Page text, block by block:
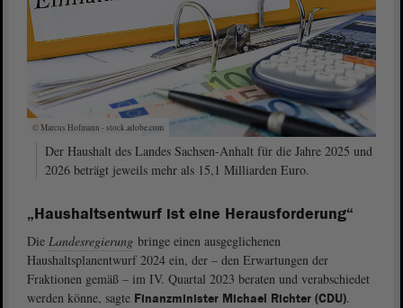
© Marcus Hofmann - stock.adobe.com
Der Haushalt des Landes Sachsen-Anhalt für die Jahre 2025 und
2026 beträgt jeweils mehr als 15,1 Milliarden Euro.
„Haushaltsentwurf ist eine Herausforderung“
Die Landesregierung bringe einen ausgeglichenen
Haushaltsplanentwurf 2024 ein, der – den Erwartungen der
Fraktionen gemäß – im IV. Quartal 2023 beraten und verabschiedet
werden könne, sagte Finanzminister Michael Richter (CDU).